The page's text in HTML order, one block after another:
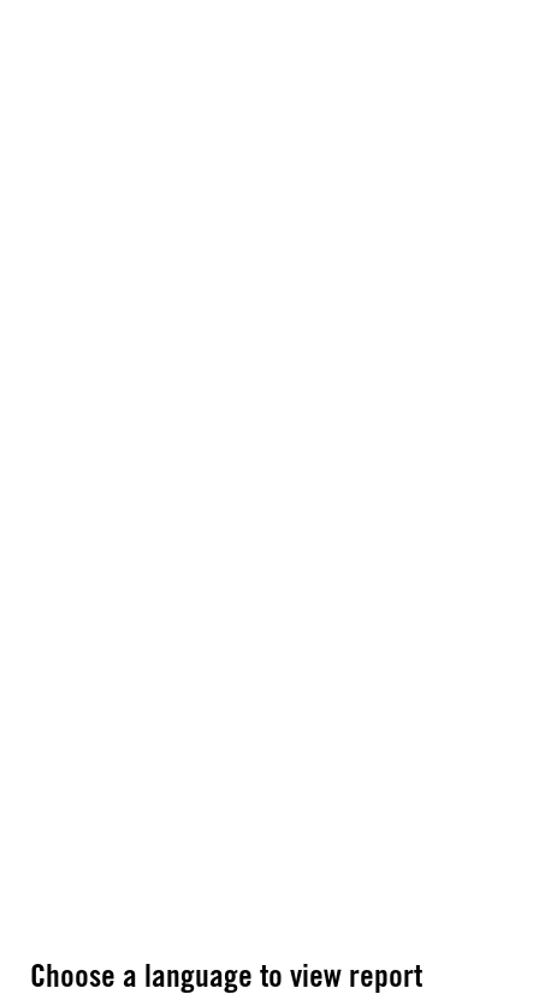
Choose a language to view report